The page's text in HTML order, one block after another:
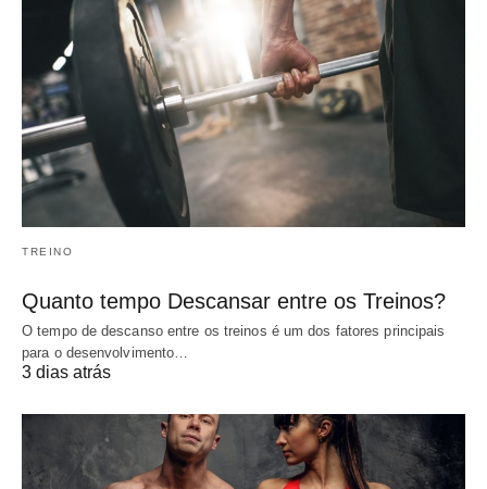
TREINO
Quanto tempo Descansar entre os Treinos?
O tempo de descanso entre os treinos é um dos fatores principais
para o desenvolvimento…
3 dias atrás